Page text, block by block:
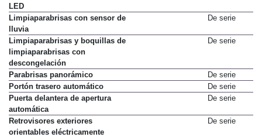
LED
Limpiaparabrisas con sensor de
lluvia
De serie
Limpiaparabrisas y boquillas de
limpiaparabrisas con
descongelación
De serie
Parabrisas panorámico
De serie
Portón trasero automático
De serie
Puerta delantera de apertura
automática
De serie
Retrovisores exteriores
orientables eléctricamente
De serie